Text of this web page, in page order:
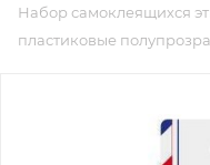
Набор самоклеящихся
пластиковые